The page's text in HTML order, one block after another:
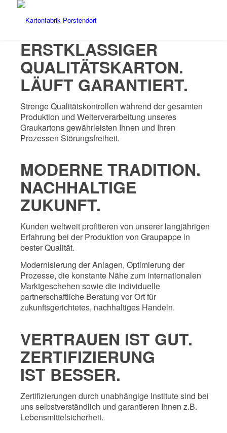
ERSTKLASSIGER
QUALITÄTSKARTON.
LÄUFT GARANTIERT.
Strenge Qualitätskontrollen während der gesamten
Produktion und Weiterverarbeitung unseres
Graukartons gewährleisten Ihnen und Ihren
Prozessen Störungsfreiheit.
MODERNE TRADITION.
NACHHALTIGE
ZUKUNFT.
Kunden weltweit profitieren von unserer langjährigen
Erfahrung bei der Produktion von Graupappe in
bester Qualität.
Modernisierung der Anlagen, Optimierung der
Prozesse, die konstante Nähe zum internationalen
Marktgeschehen sowie die individuelle
partnerschaftliche Beratung vor Ort für
zukunftsgerichtetes, nachhaltiges Handeln.
VERTRAUEN IST GUT.
ZERTIFIZIERUNG
IST BESSER.
Zertifizierungen durch unabhängige Institute sind bei
uns selbstverständlich und garantieren Ihnen z.B.
Lebensmittelsicherheit.